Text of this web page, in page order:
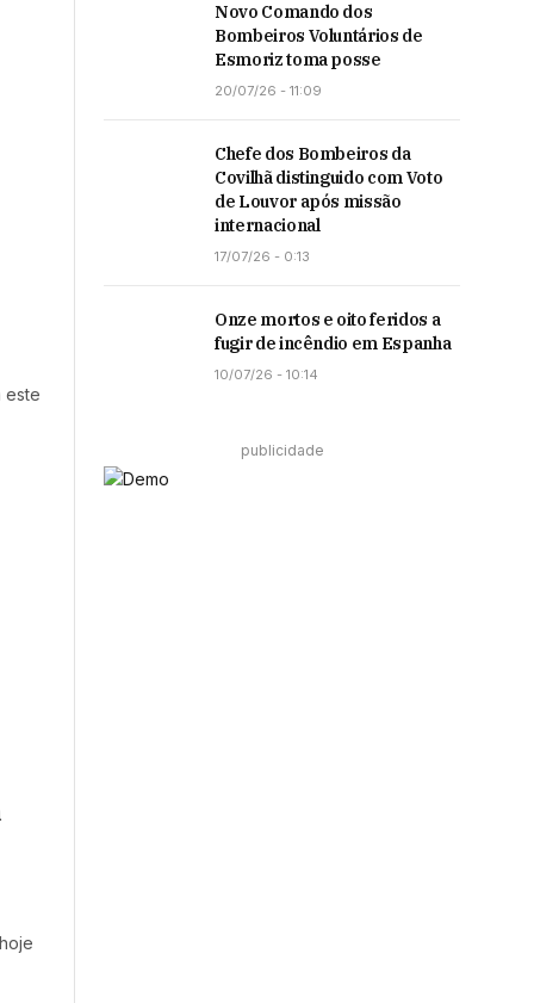
este
Novo Comando dos
Bombeiros Voluntários de
Esmoriz toma posse
20/07/26 - 11:09
Chefe dos Bombeiros da
Covilhã distinguido com Voto
de Louvor após missão
internacional
17/07/26 - 0:13
Onze mortos e oito feridos a
fugir de incêndio em Espanha
10/07/26 - 10:14
publicidade